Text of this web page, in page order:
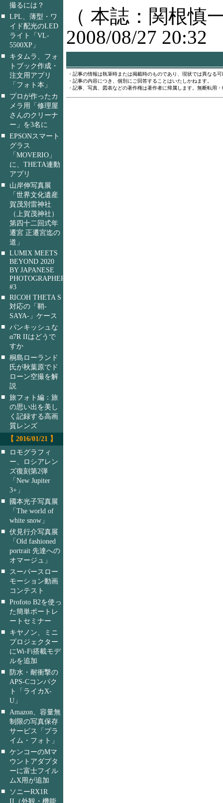
撮るには？
■ LPL、薄型・ワ
イド配光のLED
ライト「VL-
5500XP」
■
キタムラ、フォ
トブック作成・
注文用アプリ
「フォト本」
■
プロが作ったカ
メラ用「修理屋
さんのクリーナ
ー」を3名に
■ EPSONスマート
グラス
「MOVERIO」
に、THETA連動
アプリ
■
山岸伸写真展
「世界文化遺産
賀茂別雷神社
（上賀茂神社）
第四十二回式年
遷宮 正遷宮迄の
道」
■ LUMIX MEETS
BEYOND 2020
BY JAPANESE
PHOTOGRAPHERS
#3
■ RICOH THETA S
対応の「鞘-
SAYA-」ケース
■ パンキッシュな
α7R IIはどうで
すか
■ 桐島ローランド
氏が秋葉原でド
ローン空撮を解
説
■ 旅フォト編：旅
の思い出を美し
く記録する高画
質レンズ
【 2016/01/21 】
■
ロモグラフィ
ー、ロシアレン
ズ復刻第2弾
「New Jupiter
3+」
■
國本光子写真展
「The world of
white snow」
■ 伏見行介写真展
「Old fashioned
portrait 先達への
オマージュ」
■
スーパースロー
モーション動画
コンテスト
■ Profoto B2を使っ
た簡単ポートレ
ートセミナー
■
キヤノン、ミニ
プロジェクター
にWi-Fi搭載モデ
ルを追加
■
防水・耐衝撃の
APS-Cコンパク
ト「ライカX-
U」
■
Amazon、容量無
制限の写真保存
サービス「プラ
イム・フォト」
■ ケンコーのMマ
ウントアダプタ
ーに富士フイル
ムX用が追加
■
ソニーRX1R
II（外観・機能
（ 本誌：関根慎
2008/08/27 20:32
・記事の情報は執筆時または掲載時のものであり、現状では異なる
・記事の内容につき、個別にご回答することはいたしかねます。
・記事、写真、図表などの著作権は著作者に帰属します。無断転用